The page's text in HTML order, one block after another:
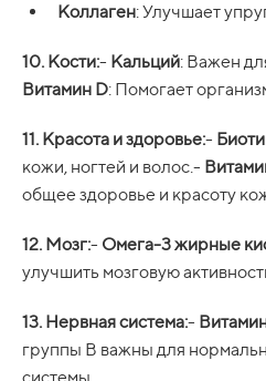
Коллаген: Улучшает
10. Кости:- Кальций: Важен
Витамин D: Помогает
11. Красота и здоровье:-
кожи, ногтей и волос.-
общее здоровье и красоту
12. Мозг:- Омега-3 жирные
улучшить мозговую
13. Нервная система:-
группы B важны для